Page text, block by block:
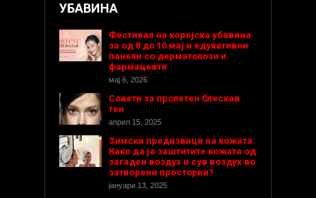
УБАВИНА
Фестивал на корејска убавина
за од 8 до 10 мај и едукативни
панели со дерматолози и
фармацевти
мај 6, 2026
Совети за пролетен блескав
тен
април 15, 2025
Зимски предизвици на кожата:
Како да ја заштитите кожата од
загаден воздух и сув воздух во
затворени простории?
јануари 13, 2025